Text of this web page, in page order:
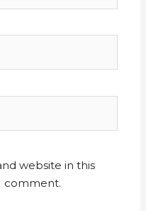
website in this
comment.